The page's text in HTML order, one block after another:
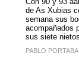
de As Xubias
semana sus
acompañados
sus siete
PABLO